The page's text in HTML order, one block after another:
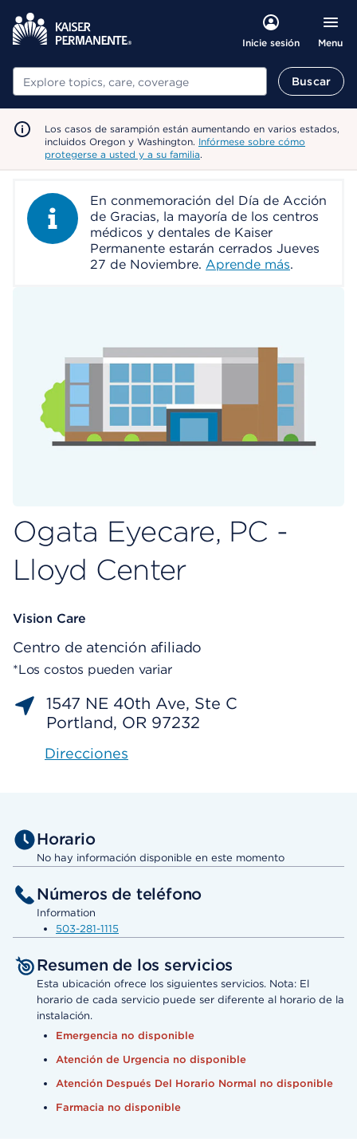
Inicie sesión Menu
Buscar Buscar
Los casos de sarampión están aumentando en varios estados,
incluidos Oregon y Washington. Infórmese sobre cómo
protegerse a usted y a su familia.
Information AlertEn conmemoración del Día de Acción
de Gracias, la mayoría de los centros
médicos y dentales de Kaiser
Permanente estarán cerrados Jueves
27 de Noviembre. Aprende más.
Ogata Eyecare, PC -
Lloyd Center
Vision Care
Centro de atención afiliado
*Los costos pueden variar
1547 NE 40th Ave, Ste C
Portland, OR 97232
Direcciones
Horario
No hay información disponible en este momento
Números de teléfono
Information
503-281-1115
Resumen de los servicios
Esta ubicación ofrece los siguientes servicios. Nota: El
horario de cada servicio puede ser diferente al horario de la
instalación.
Emergencia no disponible
Atención de Urgencia no disponible
Atención Después Del Horario Normal no disponible
Farmacia no disponible